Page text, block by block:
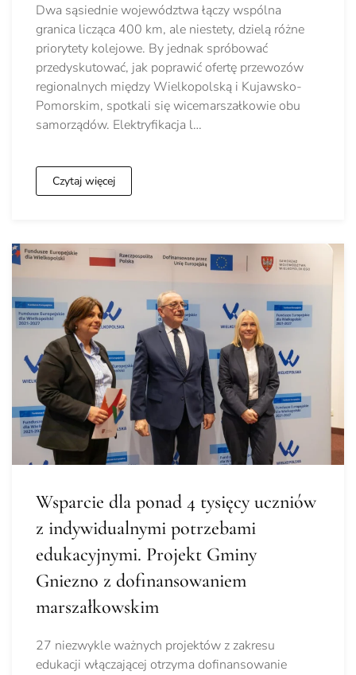
Dwa sąsiednie województwa łączy wspólna
granica licząca 400 km, ale niestety, dzielą różne
priorytety kolejowe. By jednak spróbować
przedyskutować, jak poprawić ofertę przewozów
regionalnych między Wielkopolską i Kujawsko-
Pomorskim, spotkali się wicemarszałkowie obu
samorządów. Elektryfikacja l…
Czytaj więcej
Wsparcie dla ponad 4 tysięcy uczniów
z indywidualnymi potrzebami
edukacyjnymi. Projekt Gminy
Gniezno z dofinansowaniem
marszałkowskim
27 niezwykle ważnych projektów z zakresu
edukacji włączającej otrzyma dofinansowanie